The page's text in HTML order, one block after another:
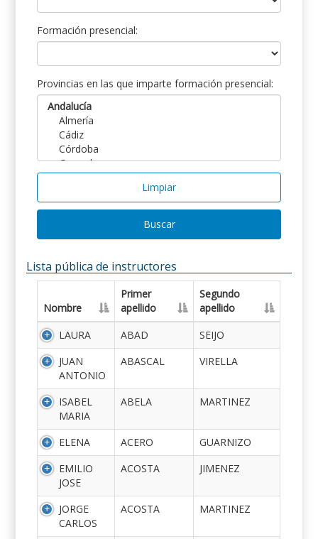
Formación presencial:
Provincias en las que imparte formación presencial:
Limpiar
Buscar
Lista pública de instructores
Nombre
Primer
apellido
Segundo
apellido
LAURA
ABAD
SEIJO
JUAN
ANTONIO
ABASCAL VIRELLA
ISABEL
MARIA
ABELA MARTINEZ
ELENA ACERO
GUARNIZO
EMILIO
JOSE
ACOSTA JIMENEZ
JORGE
CARLOS
ACOSTA MARTINEZ